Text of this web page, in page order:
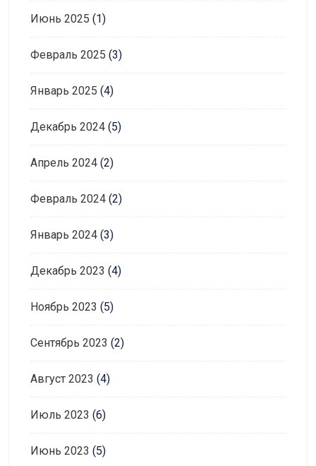
Июнь 2025 (1)
Февраль 2025 (3)
Январь 2025 (4)
Декабрь 2024 (5)
Апрель 2024 (2)
Февраль 2024 (2)
Январь 2024 (3)
Декабрь 2023 (4)
Ноябрь 2023 (5)
Сентябрь 2023 (2)
Август 2023 (4)
Июль 2023 (6)
Июнь 2023 (5)